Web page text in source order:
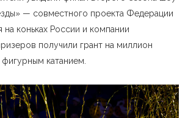
— совместного проекта Федерации
на коньках России и компании
получили грант на миллион
катанием.